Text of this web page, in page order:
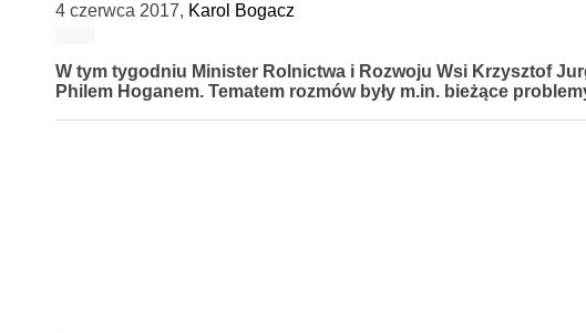
4 czerwca 2017, Karol Bogacz
W tym tygodniu Minister Rolnictwa i Rozwoju Wsi Krzysztof
Philem Hoganem. Tematem rozmów były m.in. bieżące